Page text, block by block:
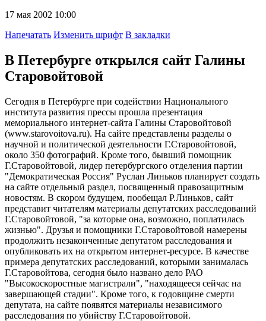
17 мая 2002 10:00
Напечатать Изменить шрифт В закладки
В Петербурге открылся сайт Галины
Старовойтовой
Сегодня в Петербурге при содействии Национального
института развития прессы прошла презентация
мемориального интернет-сайта Галины Старовойтовой
(www.starovoitova.ru). На сайте представлены разделы о
научной и политической деятельности Г.Старовойтовой,
около 350 фотографий. Кроме того, бывший помощник
Г.Старовойтовой, лидер петербургского отделения партии
"Демократическая Россия" Руслан Линьков планирует создать
на сайте отдельный раздел, посвященный правозащитным
новостям. В скором будущем, пообещал Р.Линьков, сайт
представит читателям материалы депутатских расследований
Г.Старовойтовой, "за которые она, возможно, поплатилась
жизнью". Друзья и помощники Г.Старовойтовой намерены
продолжить незаконченные депутатом расследования и
опубликовать их на открытом интернет-ресурсе. В качестве
примера депутатских расследований, которыми занималась
Г.Старовойтова, сегодня было названо дело РАО
"Высокоскоростные магистрали", "находящееся сейчас на
завершающей стадии". Кроме того, к годовщине смерти
депутата, на сайте появятся материалы независимого
расследования по убийству Г.Старовойтовой.